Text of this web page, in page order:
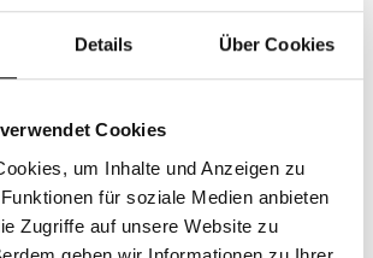
Details Über Cookies
Cookies
um Inhalte und Anzeigen zu
für soziale Medien anbieten
Zugriffe auf unsere Website zu
von Unternehmen die Sphäre
Nachhaltigkeitskriterien und die
der UN-Nachhaltigkeitsziele
dar und dient
in Portfolien. Die „Social
sind demgegenüber thematisch
und stärker in die Zukunft